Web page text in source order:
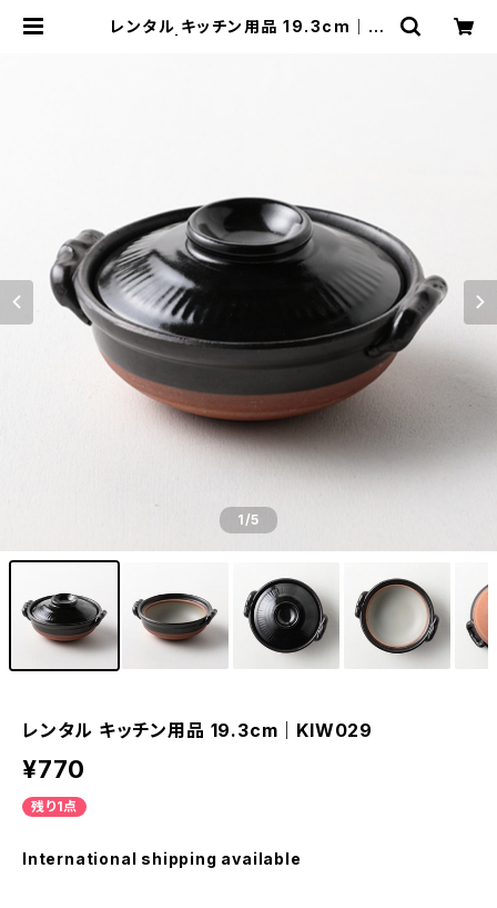
レンタル キッチン用品 19.3cm｜KI
1/5
レンタル キッチン用品 19.3cm｜KIW029
¥770
残り1点
International shipping available